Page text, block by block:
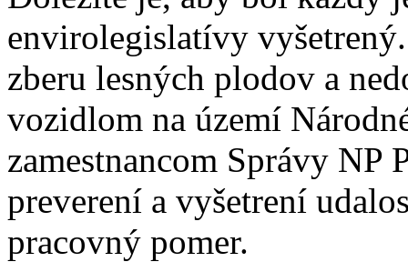
envirolegislatívy
zberu lesných plodov a
vozidlom na území
zamestnancom Správy NP
preverení a vyšetrení
pracovný pomer.